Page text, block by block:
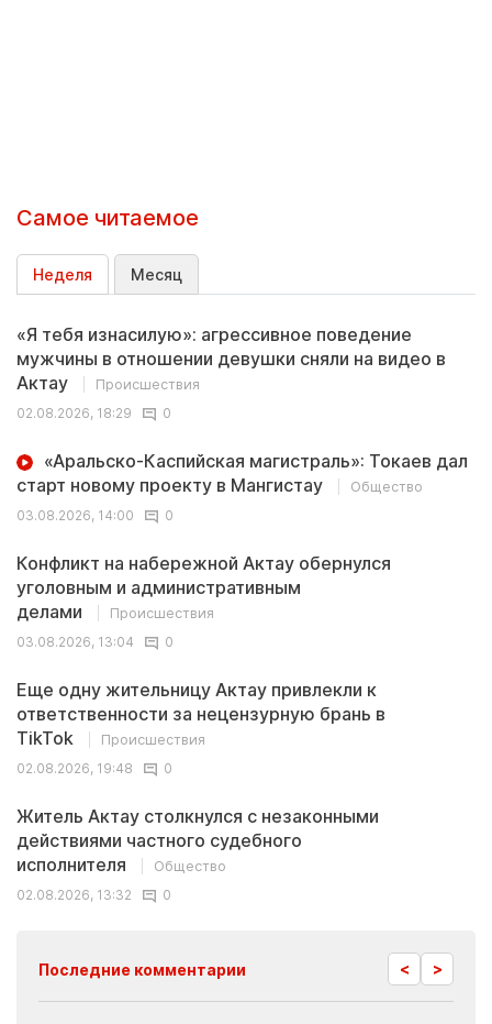
Самое читаемое
Неделя Месяц
«Я тебя изнасилую»: агрессивное поведение
мужчины в отношении девушки сняли на видео в
Актау
Происшествия
02.08.2026, 18:29
0
«Аральско-Каспийская магистраль»: Токаев дал
старт новому проекту в Мангистау
Общество
03.08.2026, 14:00
0
Конфликт на набережной Актау обернулся
уголовным и административным
делами
Происшествия
03.08.2026, 13:04
0
Еще одну жительницу Актау привлекли к
ответственности за нецензурную брань в
TikTok
Происшествия
02.08.2026, 19:48
0
Житель Актау столкнулся с незаконными
действиями частного судебного
исполнителя
Общество
02.08.2026, 13:32
0
Последние комментарии < >